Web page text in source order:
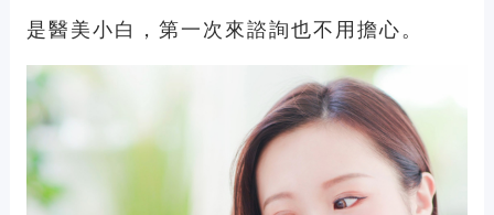
是醫美小白，第一次來諮詢也不用擔心。